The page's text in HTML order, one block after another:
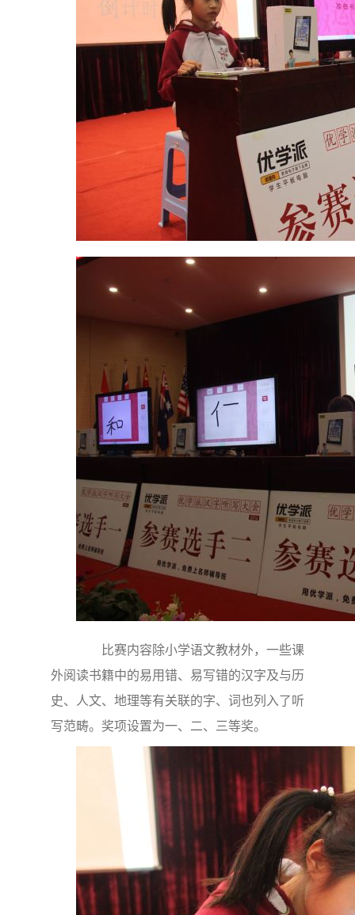
比赛内容除小学语文教材外，一些课
外阅读书籍中的易用错、易写错的汉字及与历
史、人文、地理等有关联的字、词也列入了听
写范畴。奖项设置为一、二、三等奖。